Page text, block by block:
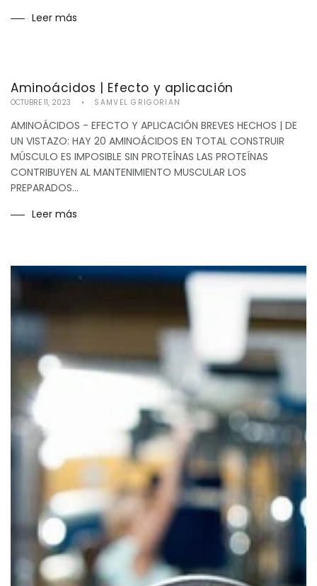
Leer más
Aminoácidos | Efecto y aplicación
OCTUBRE 11, 2023 SAMVEL GRIGORIAN
AMINOÁCIDOS - EFECTO Y APLICACIÓN BREVES HECHOS | DE
UN VISTAZO: HAY 20 AMINOÁCIDOS EN TOTAL CONSTRUIR
MÚSCULO ES IMPOSIBLE SIN PROTEÍNAS LAS PROTEÍNAS
CONTRIBUYEN AL MANTENIMIENTO MUSCULAR LOS
PREPARADOS...
Leer más